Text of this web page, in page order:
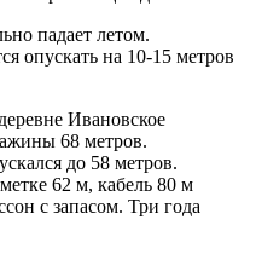
падает летом.
опускать на 10-15 метров
Ивановское
68 метров.
до 58 метров.
62 м, кабель 80 м
с запасом. Три года